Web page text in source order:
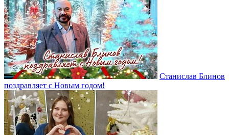
Станислав Блинов
поздравляет с Новым годом!